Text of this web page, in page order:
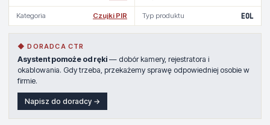
Kategoria Czujki PIR Typ produktu EOL
◆ DORADCA CTR
Asystent pomoże od ręki — dobór kamery, rejestratora i
okablowania. Gdy trzeba, przekażemy sprawę odpowiedniej osobie w
firmie.
Napisz do doradcy →